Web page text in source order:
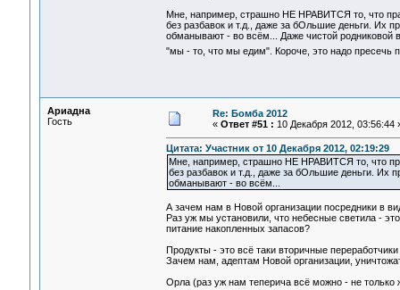
Мне, например, страшно НЕ НРАВИТСЯ то, что
без разбавок и т.д., даже за бОльшие деньги. Их
обманывают - во всём... Даже чистой родниковой
"мы - то, что мы едим". Короче, это надо пресечь
Ариадна
Гость
Re: Бомба 2012
« Ответ #51 : 10 Декабря 2012, 03:56:44
Цитата: Участник от 10 Декабря 2012, 02:19:29
Мне, например, страшно НЕ НРАВИТСЯ то, что
без разбавок и т.д., даже за бОльшие деньги. Их
обманывают - во всём...
А зачем нам в Новой организации посредники в
Раз уж мы установили, что небесные светила -
питание накопленных запасов?
Продукты - это всё таки вторичные
Зачем нам, адептам Новой организации,
Орла (раз уж нам теперича всё можно - не